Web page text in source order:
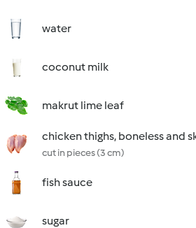
water
coconut milk
makrut lime leaf
chicken thighs, boneless and
cut in pieces (3 cm)
fish sauce
sugar